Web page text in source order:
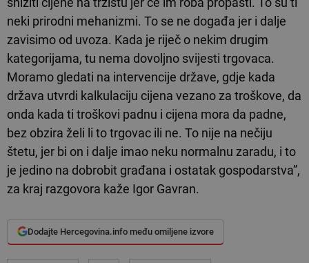
neki prirodni mehanizmi. To se ne događa jer i dalje
zavisimo od uvoza. Kada je riječ o nekim drugim
kategorijama, tu nema dovoljno svijesti trgovaca.
Moramo gledati na intervencije države, gdje kada
država utvrdi kalkulaciju cijena vezano za troškove, da
onda kada ti troškovi padnu i cijena mora da padne,
bez obzira želi li to trgovac ili ne. To nije na nečiju
štetu, jer bi on i dalje imao neku normalnu zaradu, i to
je jedino na dobrobit građana i ostatak gospodarstva”,
za kraj razgovora kaže Igor Gavran.
Dodajte Hercegovina.info među omiljene izvore